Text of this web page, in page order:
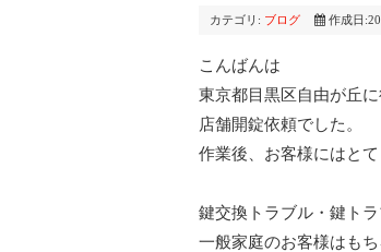
カテゴリ: ブログ 作成日
こんばんは
東京都目黒区自由が丘に
店舗開錠依頼でした。
作業後、お客様にはと
鍵交換トラブル・鍵ト
一般家庭のお客様はも